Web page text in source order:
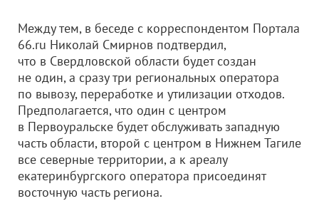
Между тем, в беседе с корреспондентом Портала
66.ru Николай Смирнов подтвердил,
что в Свердловской области будет создан
не один, а сразу три региональных оператора
по вывозу, переработке и утилизации отходов.
Предполагается, что один с центром
в Первоуральске будет обслуживать западную
часть области, второй с центром в Нижнем Тагиле
все северные территории, а к ареалу
екатеринбургского оператора присоединят
восточную часть региона.